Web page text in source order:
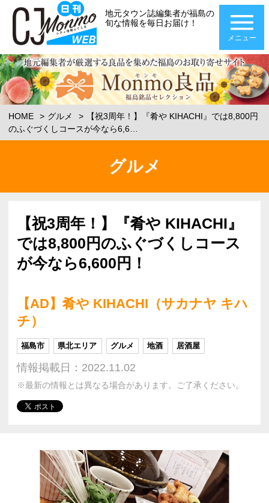
地元タウン誌編集者が福島の
旬な情報を毎日お届け！
メニュー
HOME グルメ
【祝3周年！】『肴や KIHACHI』では8,800円
のふぐづくしコースが今なら6,6…
グルメ
【祝3周年！】『肴や KIHACHI』
では8,800円のふぐづくしコース
が今なら6,600円！
【AD】肴や KIHACHI（サカナヤ キハ
チ）
福島市 県北エリア グルメ 地酒 居酒屋
情報掲載日：2022.11.02
※最新の情報とは異なる場合があります。ご了承ください。